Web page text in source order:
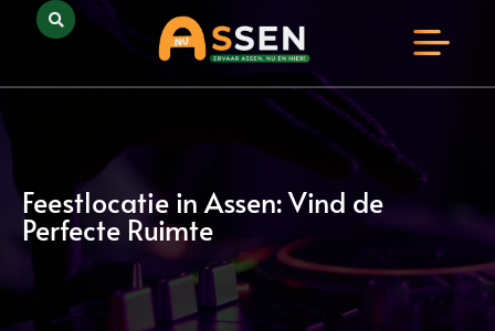
Feestlocatie in Assen: Vind de
Perfecte Ruimte